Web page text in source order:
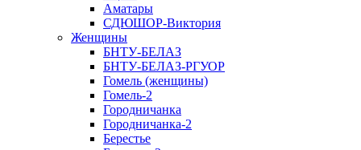
Аматары
СДЮШОР-Виктория
Женщины
БНТУ-БЕЛАЗ
БНТУ-БЕЛАЗ-РГУОР
Гомель (женщины)
Гомель-2
Городничанка
Городничанка-2
Берестье